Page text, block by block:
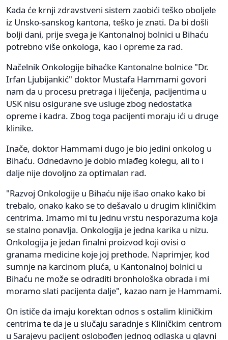
Kada će krnji zdravstveni sistem zaobići teško oboljele
iz Unsko-sanskog kantona, teško je znati. Da bi došli
bolji dani, prije svega je Kantonalnoj bolnici u Bihaću
potrebno više onkologa, kao i opreme za rad.
Načelnik Onkologije bihaćke Kantonalne bolnice "Dr.
Irfan Ljubijankić" doktor Mustafa Hammami govori
nam da u procesu pretraga i liječenja, pacijentima u
USK nisu osigurane sve usluge zbog nedostatka
opreme i kadra. Zbog toga pacijenti moraju ići u druge
klinike.
Inače, doktor Hammami dugo je bio jedini onkolog u
Bihaću. Odnedavno je dobio mlađeg kolegu, ali to i
dalje nije dovoljno za optimalan rad.
"Razvoj Onkologije u Bihaću nije išao onako kako bi
trebalo, onako kako se to dešavalo u drugim kliničkim
centrima. Imamo mi tu jednu vrstu nesporazuma koja
se stalno ponavlja. Onkologija je jedna karika u nizu.
Onkologija je jedan finalni proizvod koji ovisi o
granama medicine koje joj prethode. Naprimjer, kod
sumnje na karcinom pluća, u Kantonalnoj bolnici u
Bihaću ne može se odraditi bronhološka obrada i mi
moramo slati pacijenta dalje", kazao nam je Hammami.
On ističe da imaju korektan odnos s ostalim kliničkim
centrima te da je u slučaju saradnje s Kliničkim centrom
u Sarajevu pacijent oslobođen jednog odlaska u glavni